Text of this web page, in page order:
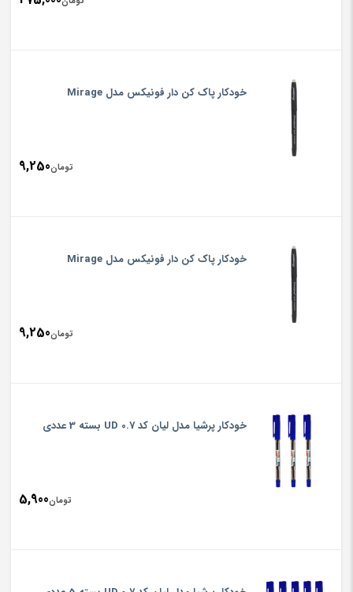
خودکار پاک کن دار فونیکس مدل Mirage
تومان9,250
خودکار پاک کن دار فونیکس مدل Mirage
تومان9,250
خودکار پرشیا مدل لیان کد UD 0.7 بسته 3 عددی
تومان5,900